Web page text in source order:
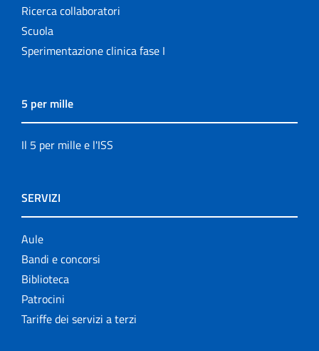
Ricerca collaboratori
Scuola
Sperimentazione clinica fase I
5 per mille
Il 5 per mille e l'ISS
SERVIZI
Aule
Bandi e concorsi
Biblioteca
Patrocini
Tariffe dei servizi a terzi